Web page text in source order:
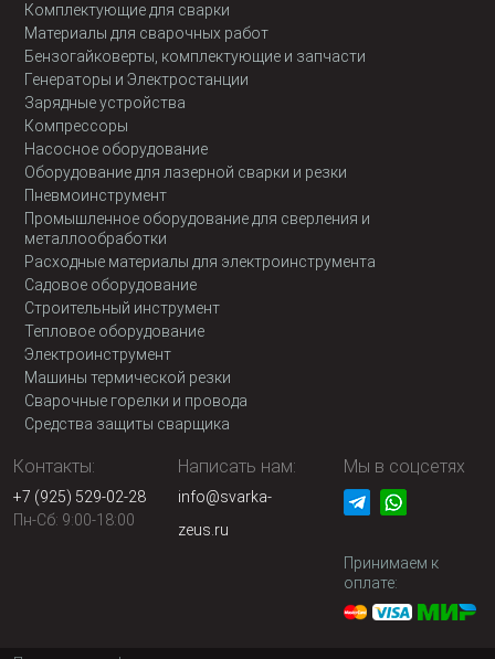
Комплектующие для сварки
Материалы для сварочных работ
Бензогайковерты, комплектующие и запчасти
Генераторы и Электростанции
Зарядные устройства
Компрессоры
Насосное оборудование
Оборудование для лазерной сварки и резки
Пневмоинструмент
Промышленное оборудование для сверления и
металлообработки
Расходные материалы для электроинструмента
Садовое оборудование
Строительный инструмент
Тепловое оборудование
Электроинструмент
Машины термической резки
Сварочные горелки и провода
Средства защиты сварщика
Контакты:
+7 (925) 529-02-28
Пн-Сб: 9:00-18:00
Написать нам:
info@svarka-
zeus.ru
Мы в соцсетях
Принимаем к
оплате: